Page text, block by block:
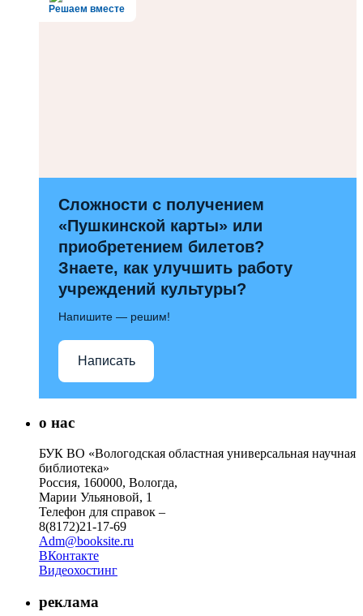
Решаем вместе
Сложности с получением
«Пушкинской карты» или
приобретением билетов?
Знаете, как улучшить работу
учреждений культуры?
Напишите — решим!
Написать
о нас
БУК ВО «Вологодская областная универсальная научная
библиотека»
Россия, 160000, Вологда,
Марии Ульяновой, 1
Телефон для справок –
8(8172)21-17-69
Adm@booksite.ru
ВКонтакте
Видеохостинг
реклама